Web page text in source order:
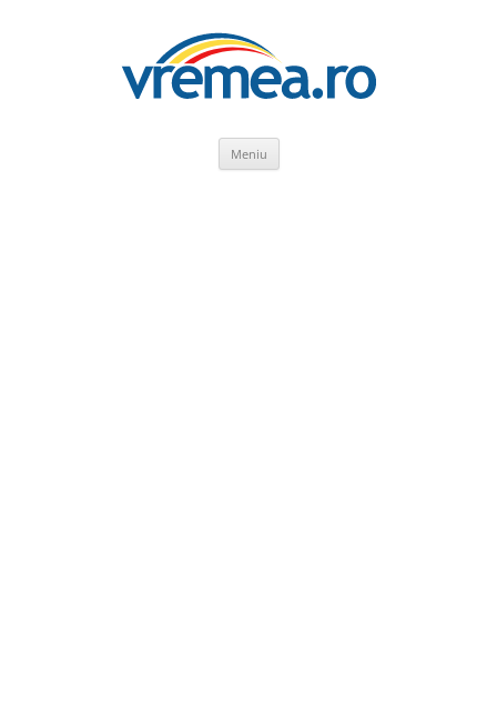
Meniu Sari
conținut